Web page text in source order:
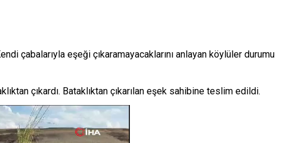
çabalarıyla eşeği çıkaramayacaklarını anlayan köylüler durumu
çıkardı. Bataklıktan çıkarılan eşek sahibine teslim edildi.